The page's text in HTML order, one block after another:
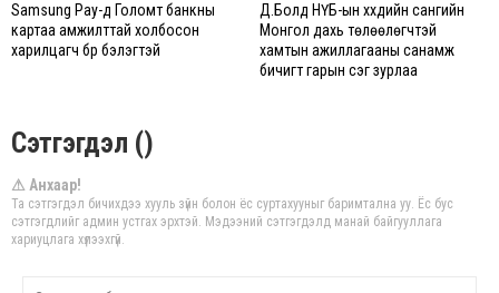
Samsung Pay-д Голомт банкны
картаа амжилттай холбосон
харилцагч бүр бэлэгтэй
Д.Болд НҮБ-ын хүүхдийн сангийн
Монгол дахь төлөөлөгчтэй
хамтын ажиллагааны санамж
бичигт гарын үсэг зурлаа
Сэтгэгдэл ()
⚠ Анхаар!
Та сэтгэгдэл бичихдээ хууль зүйн болон ёс суртахууныг баримтална уу. Ёс бус
сэтгэгдлийг админ устгах эрхтэй. Мэдээний сэтгэгдэлд манай байгууллага
хариуцлага хүлээхгүй.